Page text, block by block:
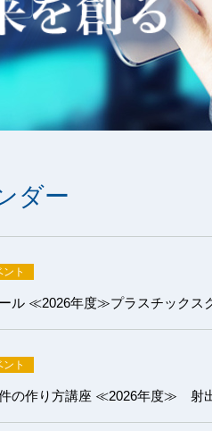
ダー
ル ≪2026年度≫プラスチックス